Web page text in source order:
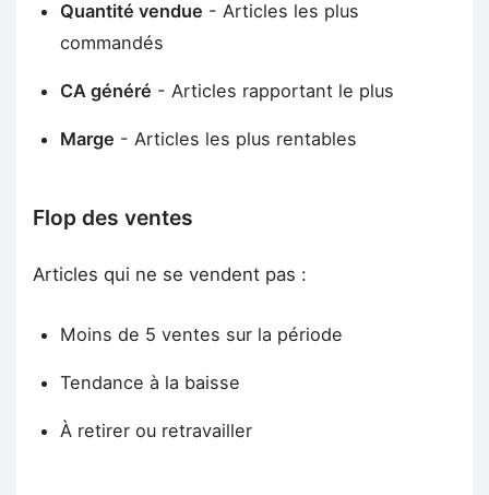
Quantité vendue - Articles les plus
commandés
CA généré - Articles rapportant le plus
Marge - Articles les plus rentables
Flop des ventes
Articles qui ne se vendent pas :
Moins de 5 ventes sur la période
Tendance à la baisse
À retirer ou retravailler